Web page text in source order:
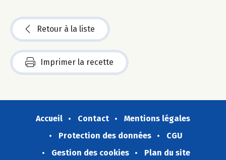
Retour à la liste
Imprimer la recette
Accueil Contact
Mentions légales
Protection des données
CGU
Gestion des cookies
Plan du site